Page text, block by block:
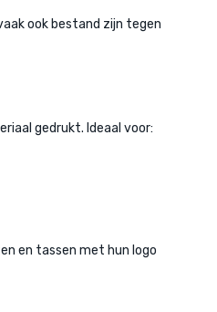
ook bestand zijn tegen
gedrukt. Ideaal voor:
en tassen met hun logo